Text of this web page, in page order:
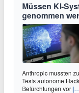
Müssen KI-
genommen
Anthropic mussten
Tests autonome
Befürchtungen vor